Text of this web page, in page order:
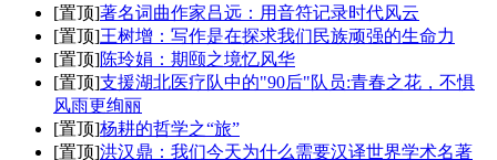
[置顶]著名词曲作家吕远：用音符记录时代风云
[置顶]王树增：写作是在探求我们民族顽强的生命力
[置顶]陈玲娟：期颐之境忆风华
[置顶]支援湖北医疗队中的"90后"队员:青春之花，不惧
风雨更绚丽
[置顶]杨耕的哲学之“旅”
[置顶]洪汉鼎：我们今天为什么需要汉译世界学术名著